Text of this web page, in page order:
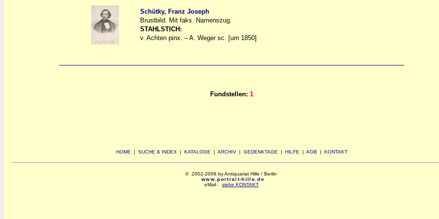
Schütky, Franz Joseph
Brustbild. Mit faks. Namenszug.
STAHLSTICH:
v. Achten pinx. – A. Weger sc. [um 1850]
Fundstellen: 1
HOME | SUCHE & INDEX | KATALOGE | ARCHIV| GEDENKTAGE | HILFE | AGB | KONTAKT
© 2002-2008 by Antiquariat Hille / Berlin
www.portrait-hille.de
eMail : siehe KONTAKT